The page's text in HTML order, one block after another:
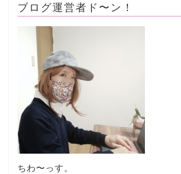
ブログ運営者ド〜ン！
ちわ〜っす。